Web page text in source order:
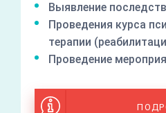
Выявление
Проведения курса
терапии
Проведение